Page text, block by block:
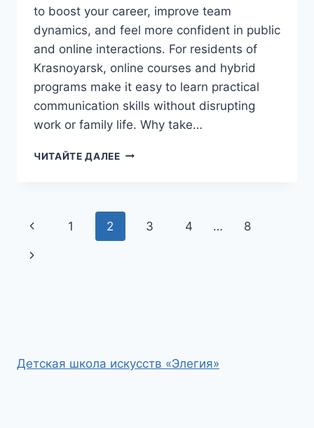
to boost your career, improve team
dynamics, and feel more confident in public
and online interactions. For residents of
Krasnoyarsk, online courses and hybrid
programs make it easy to learn practical
communication skills without disrupting
work or family life. Why take…
ЧИТАЙТЕ ДАЛЕЕONLINE
KRASNOYARSK:
TO
LEARN
Навигация
по
Предыдущая
страница
1 2 3 4 … 8
Следующая
Детская школа искусств «Элегия»